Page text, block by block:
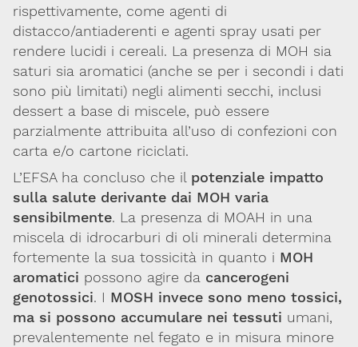
rispettivamente, come agenti di
distacco/antiaderenti e agenti spray usati per
rendere lucidi i cereali. La presenza di MOH sia
saturi sia aromatici (anche se per i secondi i dati
sono più limitati) negli alimenti secchi, inclusi
dessert a base di miscele, può essere
parzialmente attribuita all’uso di confezioni con
carta e/o cartone riciclati.
L’EFSA ha concluso che il potenziale impatto
sulla salute derivante dai MOH varia
sensibilmente. La presenza di MOAH in una
miscela di idrocarburi di oli minerali determina
fortemente la sua tossicità in quanto i MOH
aromatici possono agire da cancerogeni
genotossici. I MOSH invece sono meno tossici,
ma si possono accumulare nei tessuti umani,
prevalentemente nel fegato e in misura minore